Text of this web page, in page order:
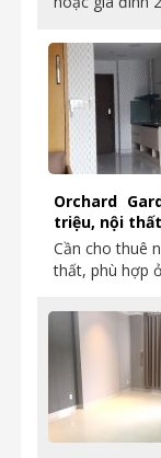
Orchard
triệu, nội
Cần cho thuê
thất, phù hợp